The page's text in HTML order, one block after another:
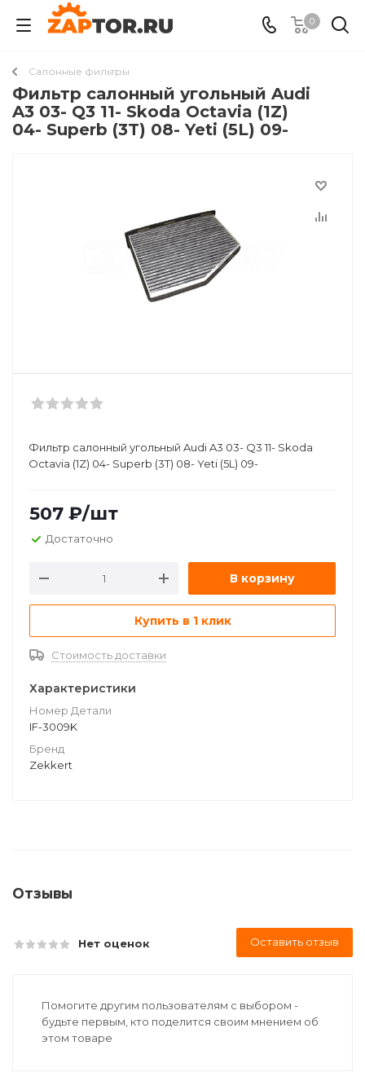
0
Салонные фильтры
Фильтр салонный угольный Audi
A3 03- Q3 11- Skoda Octavia (1Z)
04- Superb (3T) 08- Yeti (5L) 09-
Фильтр салонный угольный Audi A3 03- Q3 11- Skoda
Octavia (1Z) 04- Superb (3T) 08- Yeti (5L) 09-
507 ₽/шт
Достаточно
В корзину
Купить в 1 клик
Стоимость доставки
Характеристики
Номер Детали
IF-3009K
Бренд
Zekkert
Отзывы
Нет оценок Оставить отзыв
Помогите другим пользователям с выбором -
будьте первым, кто поделится своим мнением об
этом товаре